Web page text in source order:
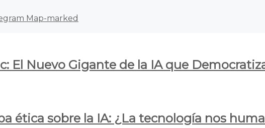
Map-marked
El Nuevo Gigante de la IA que
ética sobre la IA: ¿La tecnología nos